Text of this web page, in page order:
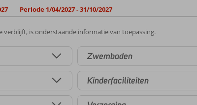
Periode 1/04/2027 - 31/10/2027
verblijft, is onderstaande informatie van toepassing.
Zwembaden
Kinderfaciliteiten